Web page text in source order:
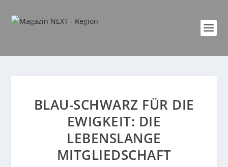
BLAU-SCHWARZ FÜR DIE
EWIGKEIT: DIE
LEBENSLANGE
MITGLIEDSCHAFT